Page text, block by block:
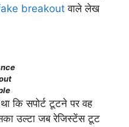
breakoutवाले लेख
कि सपोर्ट टूटने पर वह
उल्टा जब रेजिस्टेंस टूट